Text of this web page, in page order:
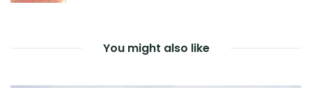
You might also like